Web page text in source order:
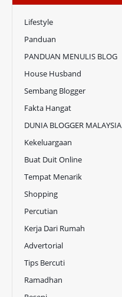
Lifestyle
Panduan
PANDUAN MENULIS BLOG
House Husband
Sembang Blogger
Fakta Hangat
DUNIA BLOGGER MALAYSIA
Kekeluargaan
Buat Duit Online
Tempat Menarik
Shopping
Percutian
Kerja Dari Rumah
Advertorial
Tips Bercuti
Ramadhan